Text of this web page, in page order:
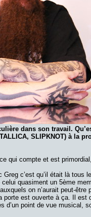
dans son travail.
SLIPKNOT) à la
qui compte et est
Greg c’est qu’il était là
quasiment un 5ème
on n’aurait peut-
est ouverte à ça. Il est
d’un point de vue musical,